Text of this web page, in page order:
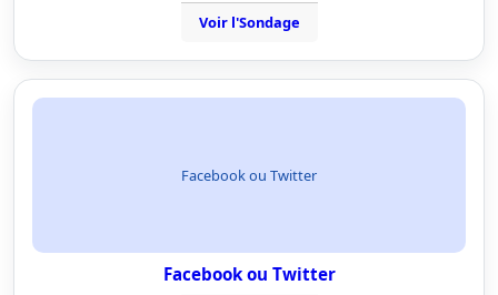
Voir l'Sondage
Facebook ou Twitter
Facebook ou Twitter